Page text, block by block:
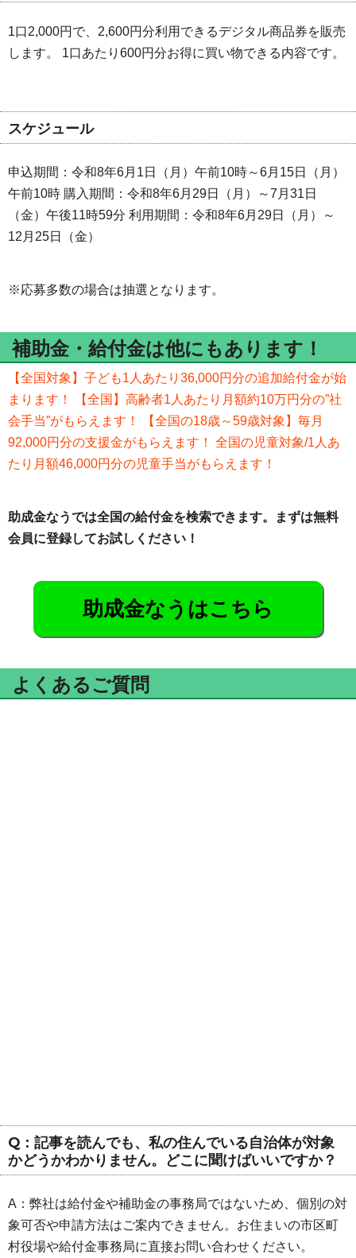
1口2,000円で、2,600円分利用できるデジタル商品券を販売
します。 1口あたり600円分お得に買い物できる内容です。
スケジュール
申込期間：令和8年6月1日（月）午前10時～6月15日（月）
午前10時 購入期間：令和8年6月29日（月）～7月31日
（金）午後11時59分 利用期間：令和8年6月29日（月）～
12月25日（金）
※応募多数の場合は抽選となります。
補助金・給付金は他にもあります！
【全国対象】子ども1人あたり36,000円分の追加給付金が始
まります！
【全国】高齢者1人あたり月額約10万円分の”社
会手当”がもらえます！
【全国の18歳～59歳対象】毎月
92,000円分の支援金がもらえます！
全国の児童対象/1人あ
たり月額46,000円分の児童手当がもらえます！
助成金なうでは全国の給付金を検索できます。まずは無料
会員に登録してお試しください！
助成金なうはこちら
よくあるご質問
Q：記事を読んでも、私の住んでいる自治体が対象
かどうかわかりません。どこに聞けばいいですか？
A：弊社は給付金や補助金の事務局ではないため、個別の対
象可否や申請方法はご案内できません。お住まいの市区町
村役場や給付金事務局に直接お問い合わせください。